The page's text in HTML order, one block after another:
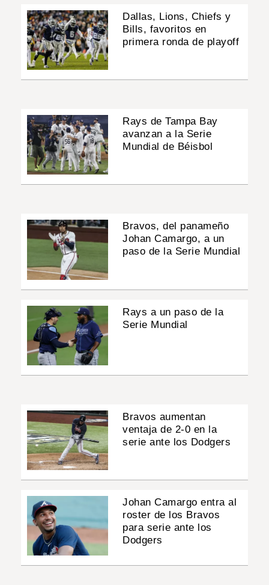
Dallas, Lions, Chiefs y
Bills, favoritos en
primera ronda de playoff
Rays de Tampa Bay
avanzan a la Serie
Mundial de Béisbol
Bravos, del panameño
Johan Camargo, a un
paso de la Serie Mundial
Rays a un paso de la
Serie Mundial
Bravos aumentan
ventaja de 2-0 en la
serie ante los Dodgers
Johan Camargo entra al
roster de los Bravos
para serie ante los
Dodgers